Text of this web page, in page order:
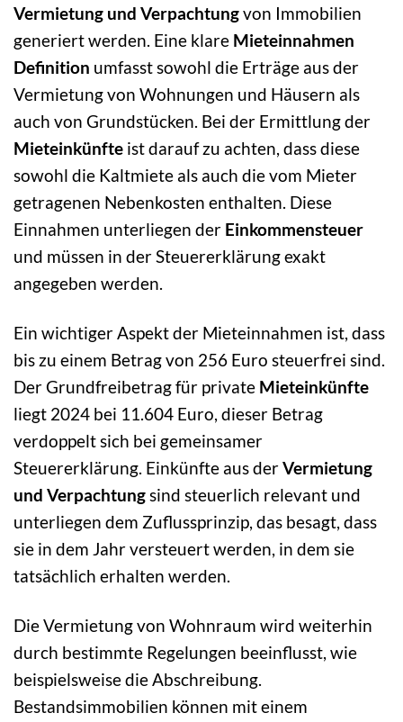
Vermietung und Verpachtungvon Immobilien
generiert werden. Eine klare Mieteinnahmen
Definition umfasst sowohl die Erträge aus der
Vermietung von Wohnungen und Häusern als
auch von Grundstücken. Bei der Ermittlung der
Mieteinkünfte ist darauf zu achten, dass diese
sowohl die Kaltmiete als auch die vom Mieter
getragenen Nebenkosten enthalten. Diese
Einnahmen unterliegen der Einkommensteuer
und müssen in der Steuererklärung exakt
angegeben werden.
Ein wichtiger Aspekt der Mieteinnahmen ist, dass
bis zu einem Betrag von 256 Euro steuerfrei sind.
Der Grundfreibetrag für private Mieteinkünfte
liegt 2024 bei 11.604 Euro, dieser Betrag
verdoppelt sich bei gemeinsamer
Steuererklärung. Einkünfte aus derVermietung
und Verpachtungsind steuerlich relevant und
unterliegen dem Zuflussprinzip, das besagt, dass
sie in dem Jahr versteuert werden, in dem sie
tatsächlich erhalten werden.
Die Vermietung von Wohnraum wird weiterhin
durch bestimmte Regelungen beeinflusst, wie
beispielsweise die Abschreibung.
Bestandsimmobilien können mit einem